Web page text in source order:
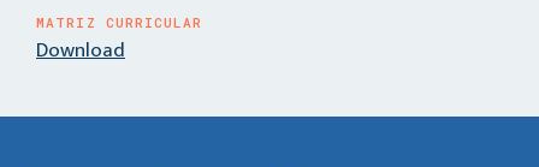
MATRIZ CURRICULAR
Download